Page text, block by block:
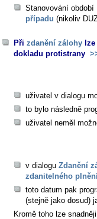
Stanovování
případu (nikoliv
Při zdanění zálohy lze
dokladu protistrany
uživatel v dialogu
to bylo následně
uživatel neměl
v dialogu Zdanění
zdanitelného
toto datum pak
(stejně jako dosud)
Kromě toho lze